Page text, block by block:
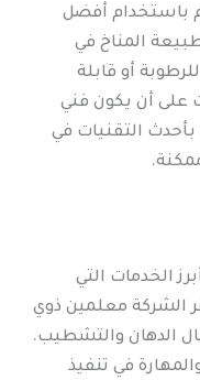
باستخدام أفضل
طبيعة المناخ في
أو قابلة
على أن يكون فني
التقنيات في
الخدمات التي
الشركة معلمين ذوي
الدهان والتشطيب.
في تنفيذ